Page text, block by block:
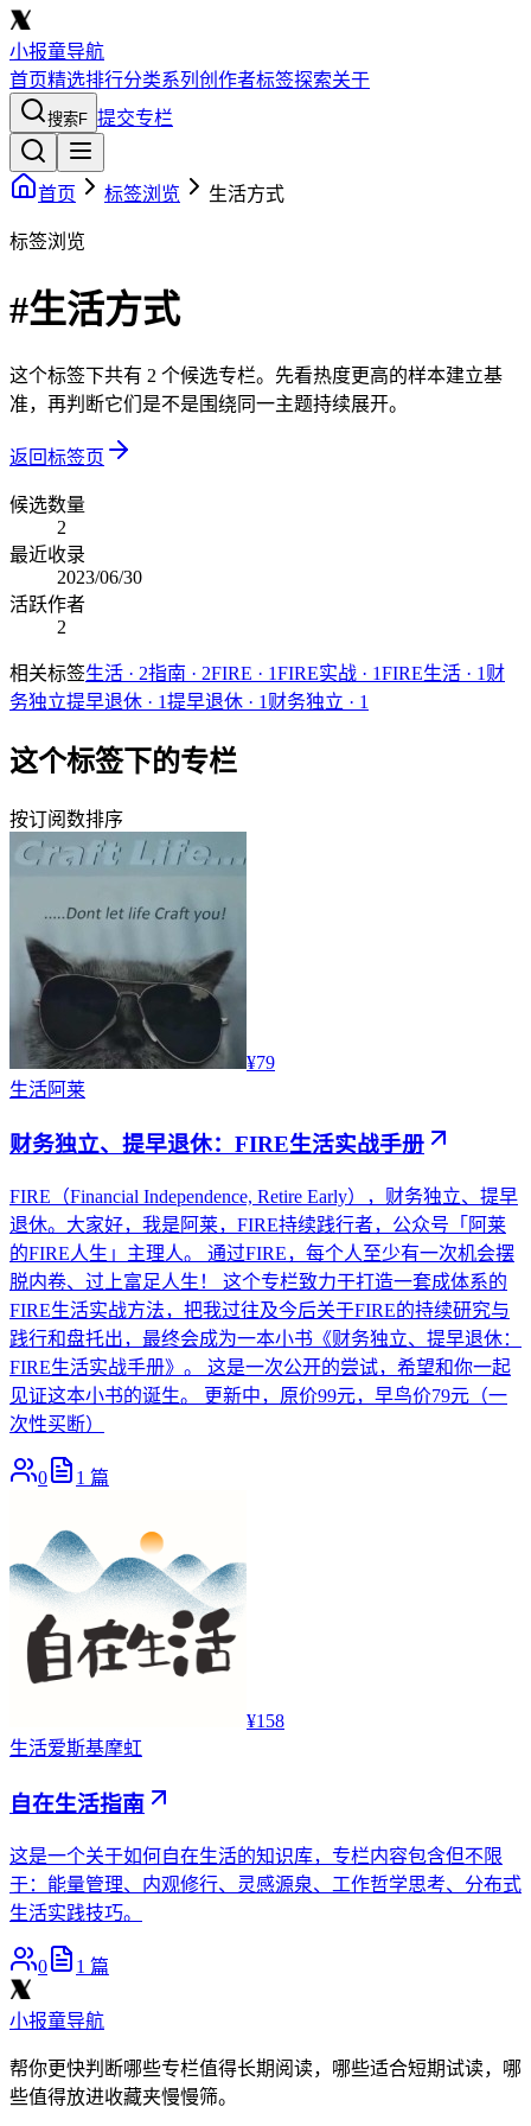
小报童导航
首页精选排行分类系列 创作者标签探索关于
搜索F 提交专栏
首页 标签浏览 生活方式
标签浏览
#生活方式
这个标签下共有 2 个候选专栏。先看热度更高的样本建立基
准，再判断它们是不是围绕同一主题持续展开。
返回标签页
候选数量
2
最近收录
2023/06/30
活跃作者
2
相关标签生活 · 2指南 · 2FIRE · 1FIRE实战 · 1FIRE生活 · 1 财
务独立提早退休 · 1提早退休 · 1 财务独立 · 1
这个标签下的专栏
按订阅数排序
¥79
生活阿莱
财务独立、提早退休：FIRE生活实战手册
FIRE（Financial Independence, Retire Early），财务独立、提早
退休。大家好，我是阿莱，FIRE持续践行者，公众号「阿莱
的FIRE人生」主理人。 通过FIRE，每个人至少有一次机会摆
脱内卷、过上富足人生！ 这个专栏致力于打造一套成体系的
FIRE生活实战方法，把我过往及今后关于FIRE的持续研究与
践行和盘托出，最终会成为一本小书《财务独立、提早退休：
FIRE生活实战手册》。 这是一次公开的尝试，希望和你一起
见证这本小书的诞生。 更新中，原价99元，早鸟价79元（一
次性买断）
0 1 篇
¥158
生活爱斯基摩虹
自在生活指南
这是一个关于如何自在生活的知识库，专栏内容包含但不限
于：能量管理、内观修行、灵感源泉、工作哲学思考、分布式
生活实践技巧。
0 1 篇
小报童导航
帮你更快判断哪些专栏值得长期阅读，哪些适合短期试读，哪
些值得放进收藏夹慢慢筛。